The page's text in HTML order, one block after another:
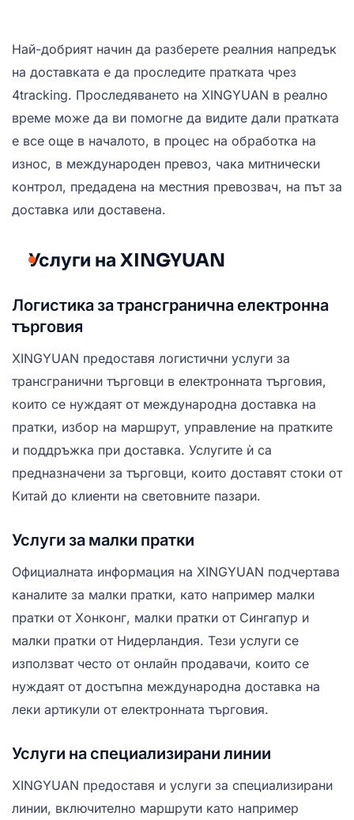
Най-добрият начин да разберете реалния напредък
на доставката е да проследите пратката чрез
4tracking. Проследяването на XINGYUAN в реално
време може да ви помогне да видите дали пратката
е все още в началото, в процес на обработка на
износ, в международен превоз, чака митнически
контрол, предадена на местния превозвач, на път за
доставка или доставена.
Услуги на XINGYUAN
Логистика за трансгранична електронна
търговия
XINGYUAN предоставя логистични услуги за
трансгранични търговци в електронната търговия,
които се нуждаят от международна доставка на
пратки, избор на маршрут, управление на пратките
и поддръжка при доставка. Услугите ѝ са
предназначени за търговци, които доставят стоки от
Китай до клиенти на световните пазари.
Услуги за малки пратки
Официалната информация на XINGYUAN подчертава
каналите за малки пратки, като например малки
пратки от Хонконг, малки пратки от Сингапур и
малки пратки от Нидерландия. Тези услуги се
използват често от онлайн продавачи, които се
нуждаят от достъпна международна доставка на
леки артикули от електронната търговия.
Услуги на специализирани линии
XINGYUAN предоставя и услуги за специализирани
линии, включително маршрути като например